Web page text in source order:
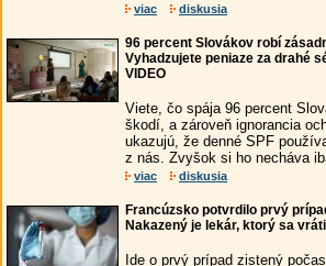
viac diskusia
96 percent Slovákov robí
Vyhadzujete peniaze za drahé
VIDEO
Viete, čo spája 96 percent
škodí, a zároveň ignorancia
ukazujú, že denné SPF
z nás. Zvyšok si ho necháva
viac diskusia
Francúzsko potvrdilo prvý
Nakazený je lekár, ktorý sa
Ide o prvý prípad zistený